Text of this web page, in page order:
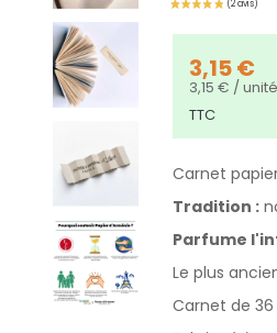
3,15 €
3,15 € / unité
TTC
Carnet
Tradition :
Parfume
Le plus
Carnet de